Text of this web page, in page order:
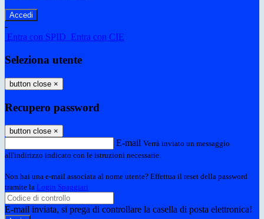
-
Entra con SPID Entra con CIE
Seleziona utente
button close ×
Recupero password
button close ×
E-mail Verrà inviato un messaggio
all'indirizzo indicato con le istruzioni necessarie.
Non hai una e-mail associata al nome utente? Effettua il reset della password
tramite la Login Spaggiari
E-mail inviata, si prega di controllare la casella di posta elettronica!